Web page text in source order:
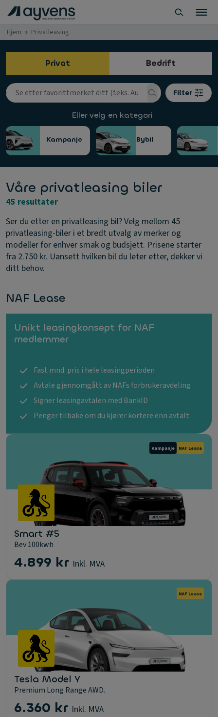
Hjem Privatleasing
Privat Bedrift
Filter
Eller velg en kategori
Kampanje Bybil
Våre privatleasing biler
45 resultater
Ser du etter en privatleasing bil? Velg mellom 45
privatleasing-biler i et bredt utvalg av merker og
modeller for enhver smak og budsjett. Prisene starter
fra 2.750 kr. Uansett hvilken bil du leter etter, dekker vi
ditt behov.
NAF Lease
Unikt leasingkonsept for NAF
medlemmer
Fast mnd. pris i hele leasingperioden
Avtale gjennomgått av NAFs forbrukeravdeling
Signer leasingavtalen med BankID
Penger tilbake om du kjører kortere enn avtalt
Kampanje NAF Lease
Smart #5
Bev 100kwh
4.899 kr Inkl. MVA
NAF Lease
Tesla Model Y
Premium Long Range AWD.
6.360 kr Inkl. MVA